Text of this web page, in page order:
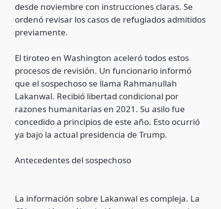
desde noviembre con instrucciones claras. Se
ordenó revisar los casos de refugiados admitidos
previamente.
El tiroteo en Washington aceleró todos estos
procesos de revisión. Un funcionario informó
que el sospechoso se llama Rahmanullah
Lakanwal. Recibió libertad condicional por
razones humanitarias en 2021. Su asilo fue
concedido a principios de este año. Esto ocurrió
ya bajo la actual presidencia de Trump.
Antecedentes del sospechoso
La información sobre Lakanwal es compleja. La